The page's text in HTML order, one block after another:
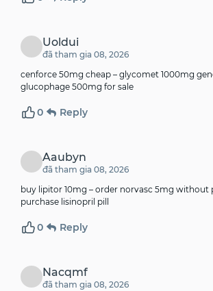
Uoldui
đã tham gia 08, 2026
cenforce 50mg cheap – glycomet 1000mg
glucophage 500mg for sale
0 Reply
Aaubyn
đã tham gia 08, 2026
buy lipitor 10mg – order norvasc 5mg without
purchase lisinopril pill
0 Reply
Nacqmf
đã tham gia 08, 2026